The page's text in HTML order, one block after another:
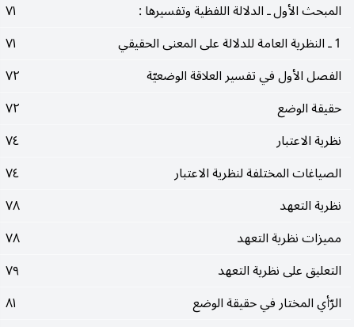
المبحث الأول ـ الدلالة اللفظية وتفسيرها :
٧١
1 ـ النظرية العامة للدلالة على المعنى الحقيقي
٧١
الفصل الأول في تفسير العلاقة الوضعيّة
٧٢
حقيقة الوضع
٧٢
نظرية الاعتبار
٧٤
الصياغات المختلفة لنظرية الاعتبار
٧٤
نظرية التعهد
٧٨
مميزات نظرية التعهد
٧٨
التعليق على نظرية التعهد
٧٩
الرّأي المختار في حقيقة الوضع
٨١